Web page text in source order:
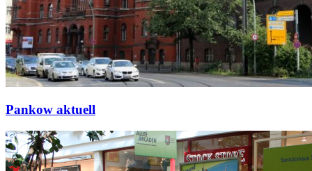
Pankow aktuell